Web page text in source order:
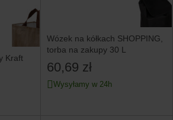
Kraft
Wózek na kółkach SHOPPING,
torba na zakupy 30 L
60,69 zł
Wysyłamy w 24h